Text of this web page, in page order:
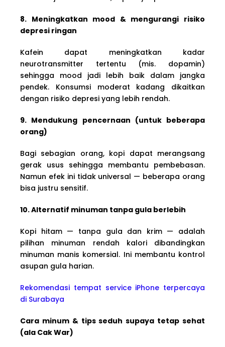
8. Meningkatkan mood & mengurangi risiko
depresi ringan
Kafein dapat meningkatkan kadar
neurotransmitter tertentu (mis. dopamin)
sehingga mood jadi lebih baik dalam jangka
pendek. Konsumsi moderat kadang dikaitkan
dengan risiko depresi yang lebih rendah.
9. Mendukung pencernaan (untuk beberapa
orang)
Bagi sebagian orang, kopi dapat merangsang
gerak usus sehingga membantu pembebasan.
Namun efek ini tidak universal — beberapa orang
bisa justru sensitif.
10. Alternatif minuman tanpa gula berlebih
Kopi hitam — tanpa gula dan krim — adalah
pilihan minuman rendah kalori dibandingkan
minuman manis komersial. Ini membantu kontrol
asupan gula harian.
Rekomendasi tempat service iPhone terpercaya
di Surabaya
Cara minum & tips seduh supaya tetap sehat
(ala Cak War)